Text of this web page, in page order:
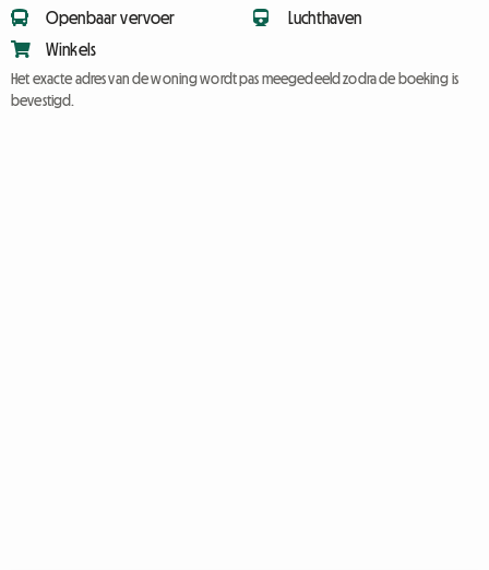
Openbaar vervoer
Winkels
Luchthaven
Het exacte adres van de woning wordt pas meegedeeld zodra de boeking is
bevestigd.